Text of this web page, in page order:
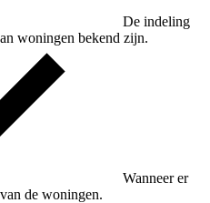
De indeling
woningen bekend zijn.
Wanneer er
de woningen.